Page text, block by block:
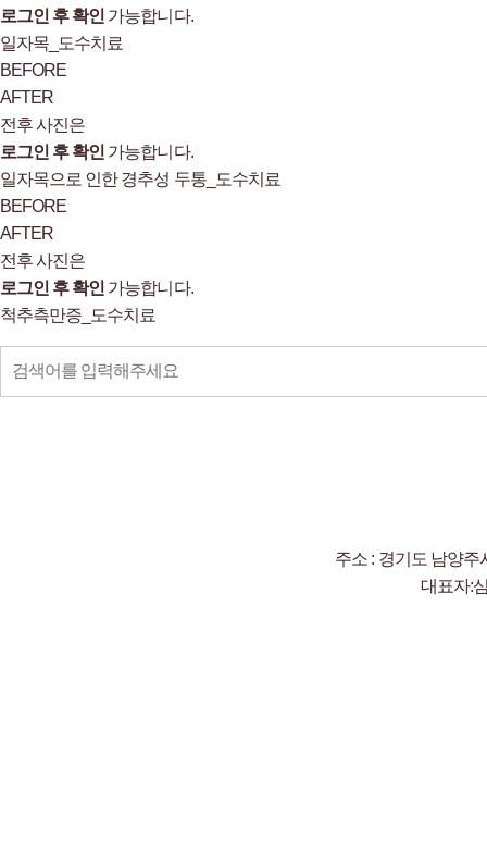
로그인 후 확인 가능합니다.
일자목_도수치료
BEFORE
AFTER
전후 사진은
로그인 후 확인 가능합니다.
일자목으로 인한 경추성 두통_도수치료
BEFORE
AFTER
전후 사진은
로그인 후 확인 가능합니다.
척추측만증_도수치료
주소 : 경기도 남양
대표자: